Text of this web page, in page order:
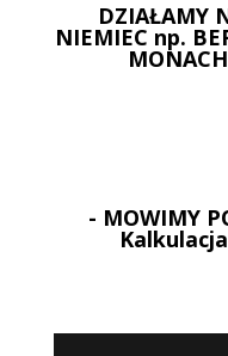
DZIAŁAMY
NIEMIEC np.
- MOWIMY